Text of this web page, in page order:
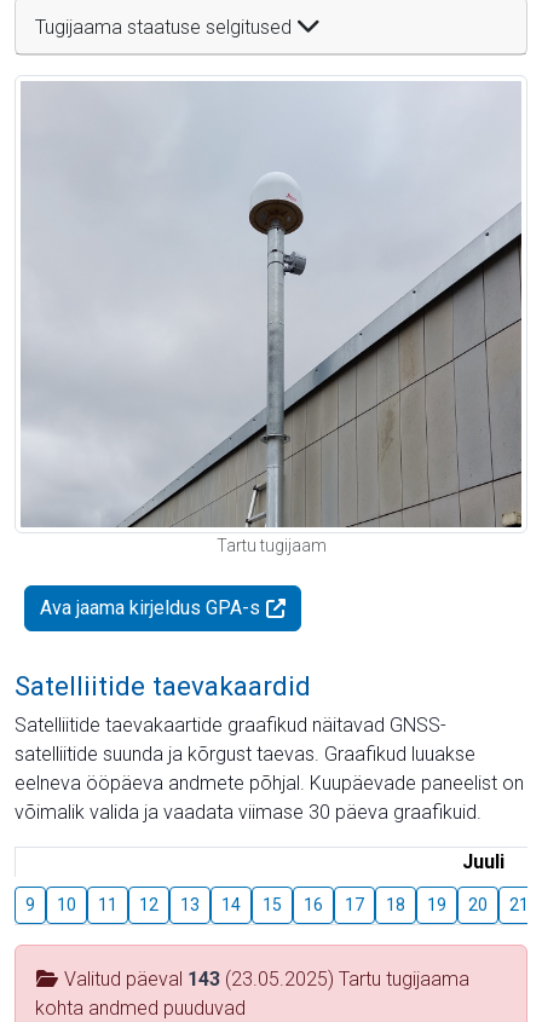
Tugijaama staatuse selgitused
Tartu tugijaam
Ava jaama kirjeldus GPA-s
Satelliitide taevakaardid
Satelliitide taevakaartide graafikud näitavad GNSS-
satelliitide suunda ja kõrgust taevas. Graafikud luuakse
eelneva ööpäeva andmete põhjal. Kuupäevade paneelist on
võimalik valida ja vaadata viimase 30 päeva graafikuid.
Juuli
9 10 11 12 13 14 15 16 17 18 19 20 21
Valitud päeval 143 (23.05.2025) Tartu tugijaama
kohta andmed puuduvad